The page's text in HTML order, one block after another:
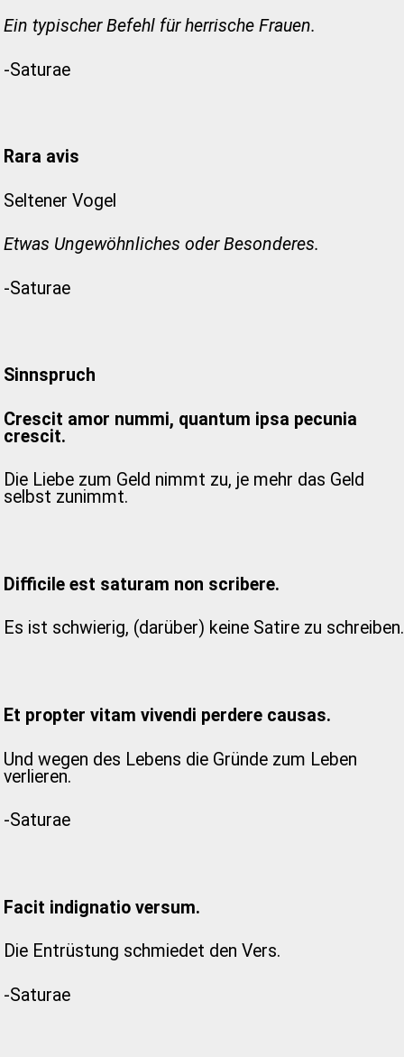
Ein typischer Befehl für herrische Frauen.
-Saturae
Rara avis
Seltener Vogel
Etwas Ungewöhnliches oder Besonderes.
-Saturae
Sinnspruch
Crescit amor nummi, quantum ipsa pecunia
crescit.
Die Liebe zum Geld nimmt zu, je mehr das Geld
selbst zunimmt.
Difficile est saturam non scribere.
Es ist schwierig, (darüber) keine Satire zu schreiben.
Et propter vitam vivendi perdere causas.
Und wegen des Lebens die Gründe zum Leben
verlieren.
-Saturae
Facit indignatio versum.
Die Entrüstung schmiedet den Vers.
-Saturae